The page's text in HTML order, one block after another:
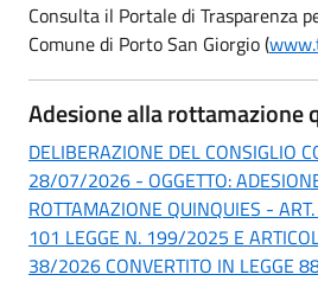
Consulta il Portale di Trasparenza
Comune di Porto San Giorgio (
Adesione alla rottamazione
DELIBERAZIONE DEL CONSIGLIO
28/07/2026 - OGGETTO:
ROTTAMAZIONE QUINQUIES -
101 LEGGE N. 199/2025 E
38/2026 CONVERTITO IN LEGGE